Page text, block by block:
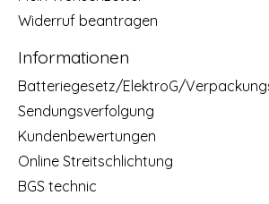
Widerruf beantragen
Informationen
Batteriegesetz/ElektroG/
Sendungsverfolgung
Kundenbewertungen
Online Streitschlichtung
BGS technic